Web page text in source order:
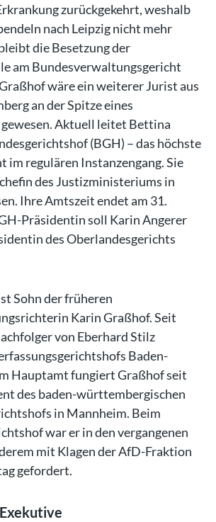
zurückgekehrt, weshalb
nach Leipzig nicht mehr
die Besetzung der
am Bundesverwaltungsgericht
wäre ein weiterer Jurist aus
an der Spitze eines
Aktuell leitet Bettina
(BGH) – das höchste
im regulären Instanzengang. Sie
des Justizministeriums in
Ihre Amtszeit endet am 31.
Präsidentin soll Karin Angerer
des Oberlandesgerichts
Sohn der früheren
Karin Graßhof. Seit
von Eberhard Stilz
Baden-
Hauptamt fungiert Graßhof seit
des baden-württembergischen
in Mannheim. Beim
war er in den vergangenen
mit Klagen der AfD-Fraktion
gefordert.